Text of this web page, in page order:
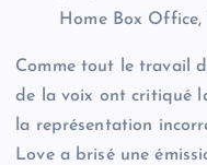
Home Box Office,
Comme tout le travail
de la voix ont critiqué
la représentation
Love a brisé une